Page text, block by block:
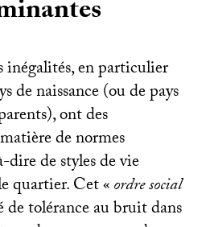
inégalités, en particulier
de naissance (ou de pays
ont des
de normes
dire de styles de vie
quartier. Cet «ordre social
de tolérance au bruit dans